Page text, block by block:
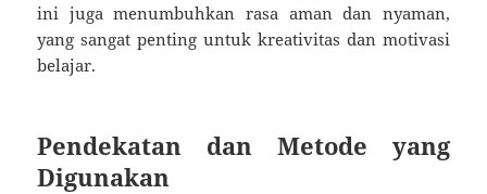
ini juga menumbuhkan rasa aman dan nyaman,
yang sangat penting untuk kreativitas dan motivasi
belajar.
Pendekatan dan Metode yang
Digunakan